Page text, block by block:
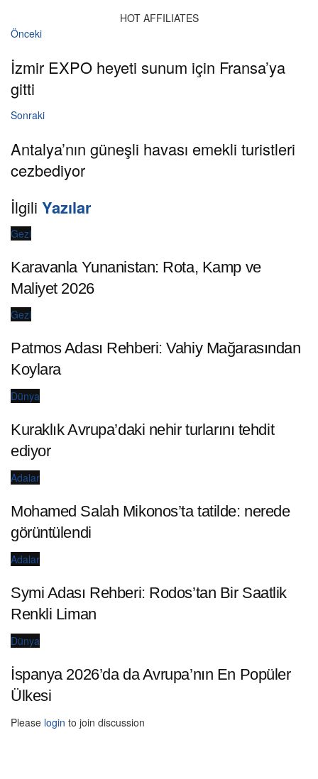
HOT AFFILIATES
Önceki
İzmir EXPO heyeti sunum için Fransa’ya
gitti
Sonraki
Antalya’nın güneşli havası emekli turistleri
cezbediyor
İlgili Yazılar
Gezi
Karavanla Yunanistan: Rota, Kamp ve
Maliyet 2026
Gezi
Patmos Adası Rehberi: Vahiy Mağarasından
Koylara
Dünya
Kuraklık Avrupa’daki nehir turlarını tehdit
ediyor
Adalar
Mohamed Salah Mikonos’ta tatilde: nerede
görüntülendi
Adalar
Symi Adası Rehberi: Rodos’tan Bir Saatlik
Renkli Liman
Dünya
İspanya 2026’da da Avrupa’nın En Popüler
Ülkesi
Please login to join discussion